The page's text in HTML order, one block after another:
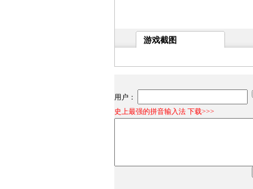
游戏截图
用户：
史上最强的拼音输入法 下载>>>